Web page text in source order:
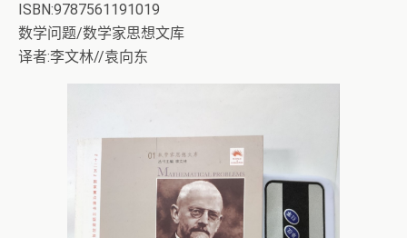
ISBN:9787561191019
数学问题/数学家思想文库
译者:李文林//袁向东